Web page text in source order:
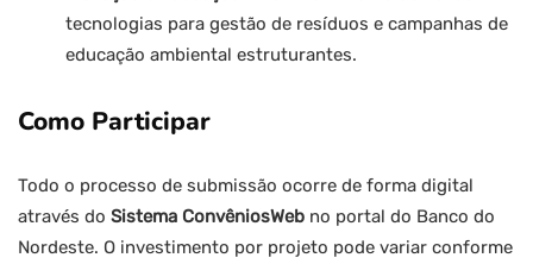
tecnologias para gestão de resíduos e campanhas de
educação ambiental estruturantes.
Como Participar
Todo o processo de submissão ocorre de forma digital
através do Sistema ConvêniosWeb no portal do Banco do
Nordeste. O investimento por projeto pode variar conforme